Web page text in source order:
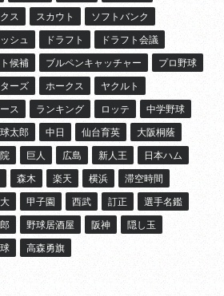
ス スカウト ソフトバンク
シュ ドラフト ドラフト会議
候補 ブルペンキャッチャー プロ野球
ーズ ホークス ヤクルト
ス ランキング ロッテ 中学野球
太郎 中日 仙台育英 大阪桐蔭
巨人 広島 新人王 日本ハム
森木 楽天 横浜 滞空時間
甲子園 西武 訂正 選手名鑑
野球居酒屋 阪神 隠し玉
高森勇旗